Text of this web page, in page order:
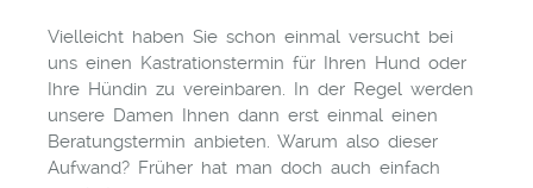
Vielleicht haben Sie schon einmal versucht bei
uns einen Kastrationstermin für Ihren Hund oder
Ihre Hündin zu vereinbaren. In der Regel werden
unsere Damen Ihnen dann erst einmal einen
Beratungstermin anbieten. Warum also dieser
Aufwand? Früher hat man doch auch einfach